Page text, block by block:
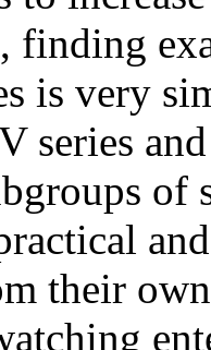
finding
is very
series
their